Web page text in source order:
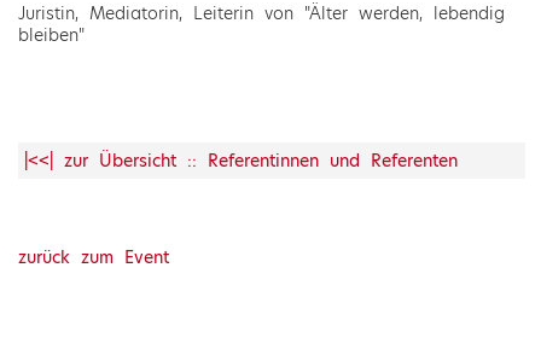
Juristin, Mediatorin, Leiterin von "Älter werden, lebendig
bleiben"
|<<| zur Übersicht :: Referentinnen und Referenten
zurück zum Event